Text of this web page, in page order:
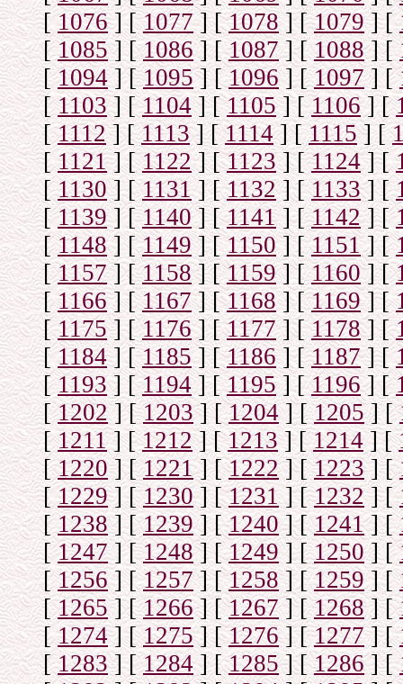
[1076] [1077] [1078] [1079] [
[1085] [1086] [1087] [1088] [
[1094] [1095] [1096 ] [1097] [
[1103] [1104] [1105] [1106] [
[1112] [1113] [1114] [1115] [
[1121] [1122] [1123] [1124] [
[1130] [1131] [1132] [1133] [
[1139] [1140] [1141] [1142] [
[1148] [1149] [1150] [1151] [
[1157] [1158] [1159] [1160] [
[1166] [1167] [1168] [1169] [
[1175] [1176] [1177] [1178] [
[1184] [1185] [1186] [1187] [
[1193] [1194] [1195] [1196] [
[1202] [1203] [1204] [1205] [
[1211] [1212] [1213] [1214] [
[1220] [1221] [1222] [1223] [
[ 1229] [1230] [1231] [1232] [
[1238] [1239] [1240] [1241] [
[1247] [1248] [1249 ] [1250] [
[1256] [1257] [1258] [1259] [
[1265] [1266] [1267] [1268] [
[1274] [1275] [1276] [1277] [
[1283] [1284] [1285] [1286] [